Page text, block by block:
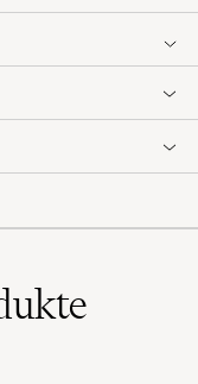
kvaliteten
mina
och
valde en